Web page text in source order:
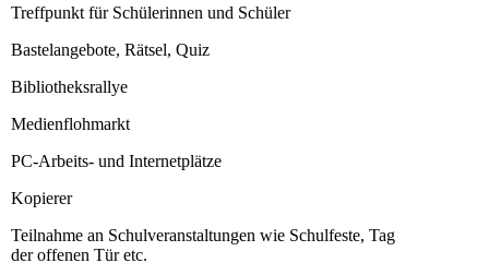
Treffpunkt für Schülerinnen und Schüler
Bastelangebote, Rätsel, Quiz
Bibliotheksrallye
Medienflohmarkt
PC-Arbeits- und Internetplätze
Kopierer
Teilnahme an Schulveranstaltungen wie Schulfeste, Tag
der offenen Tür etc.